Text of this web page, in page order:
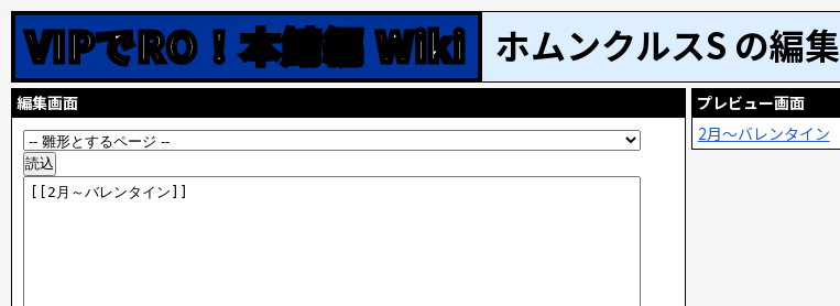
VIPでRO！本鯖編 Wiki ホムンクルスS の編集
編集画面
プレビュー画面
2月～バレンタイン